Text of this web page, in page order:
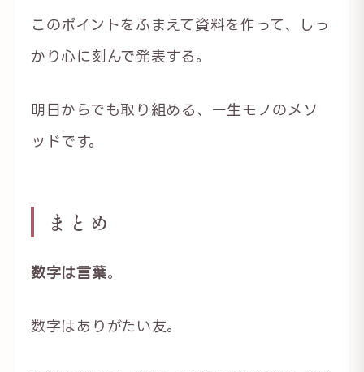
このポイントをふまえて資料を作って、しっ
かり心に刻んで発表する。
明日からでも取り組める、一生モノのメソ
ッドです。
まとめ
数字は言葉。
数字はありがたい友。